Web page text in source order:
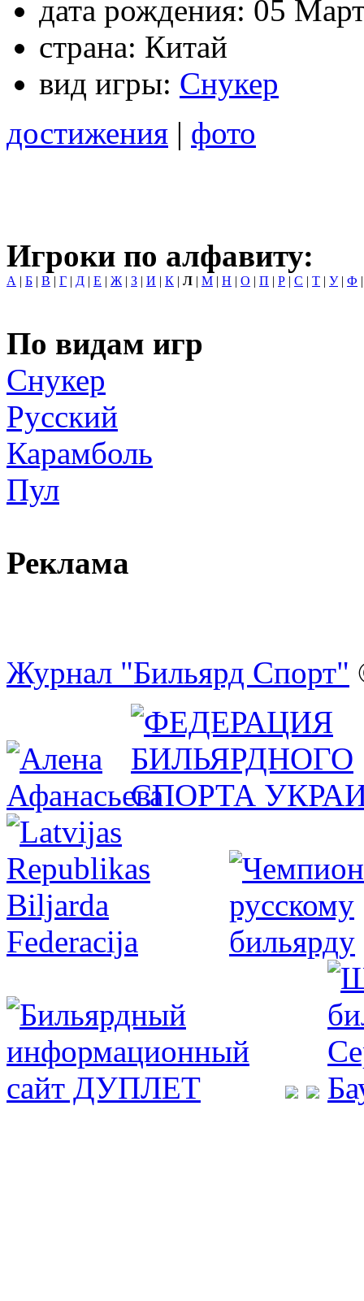
дата рождения: 05
страна: Китай
вид игры: Снукер
достижения | фото
Игроки по алфавиту:
А | Б | В | Г | Д | Е | Ж | З | И | К | Л | М | Н | О | П | Р | С | Т | У| Ф
По видам игр
Снукер
Русский
Карамболь
Пул
Реклама
Журнал "Бильярд Спорт"